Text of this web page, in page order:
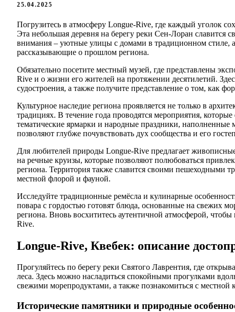
25.04.2025
Погрузитесь в атмосферу Longue-Rive, где каждый уголок
Эта небольшая деревня на берегу реки Сен-Лоран славится
внимания – уютные улицы с домами в традиционном стиле,
рассказывающие о прошлом региона.
Обязательно посетите местный музей, где представлены
Rive и о жизни его жителей на протяжении десятилетий.
судостроения, а также получите представление о том, как
Культурное наследие региона проявляется не только в
традициях. В течение года проводятся мероприятия,
тематические ярмарки и народные праздники,
позволяют глубже почувствовать дух сообщества и его
Для любителей природы Longue-Rive предлагает
на речные круизы, которые позволяют полюбоваться
региона. Территория также славится своими пешеходными
местной флорой и фауной.
Исследуйте традиционные ремёсла и кулинарные
повара с гордостью готовят блюда, основанные на свежих
региона. Вновь восхититесь аутентичной атмосферой,
Rive.
Longue-Rive, Квебек: описание
Прогуляйтесь по берегу реки Святого Лаврентия, где
леса. Здесь можно насладиться спокойными прогулками
свежими морепродуктами, а также познакомиться с
Исторические памятники и природные